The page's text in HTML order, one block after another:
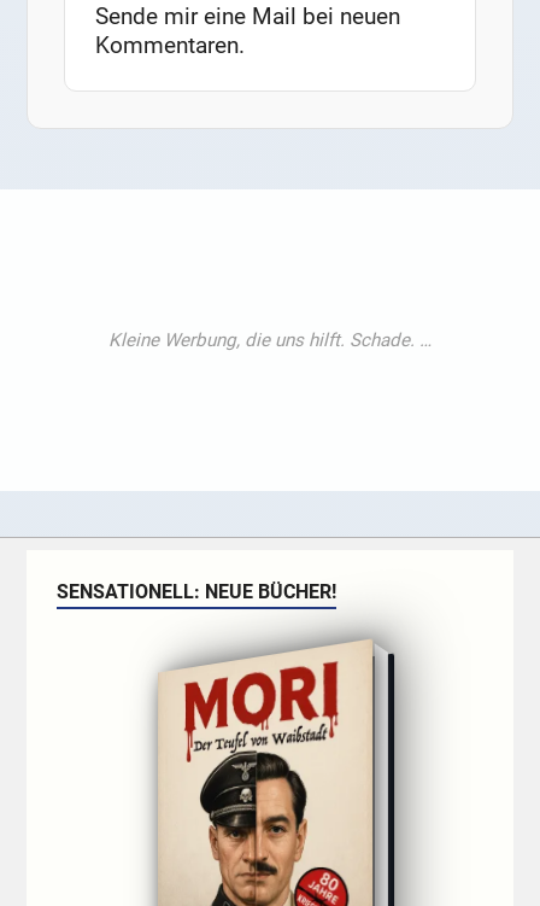
Sende mir eine Mail bei neuen
Kommentaren.
SENSATIONELL: NEUE BÜCHER!